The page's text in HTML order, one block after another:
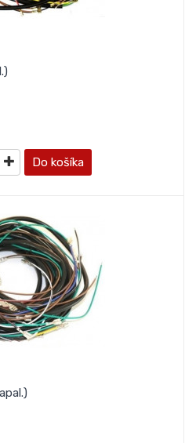
Do košíka